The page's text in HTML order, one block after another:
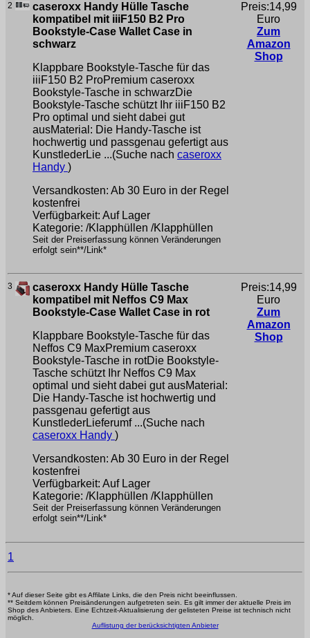
2
caseroxx Handy Hülle Tasche
kompatibel mit iiiF150 B2 Pro
Bookstyle-Case Wallet Case in
schwarz
Klappbare Bookstyle-Tasche für das
iiiF150 B2 ProPremium caseroxx
Bookstyle-Tasche in schwarzDie
Bookstyle-Tasche schützt Ihr iiiF150 B2
Pro optimal und sieht dabei gut
ausMaterial: Die Handy-Tasche ist
hochwertig und passgenau gefertigt aus
KunstlederLie ...(Suche nach caseroxx
Handy )
Versandkosten: Ab 30 Euro in der Regel
kostenfrei
Verfügbarkeit: Auf Lager
Kategorie: /Klapphüllen /Klapphüllen
Seit der Preiserfassung können Veränderungen
erfolgt sein**/Link*
Preis:14,99
Euro
Zum
Amazon
Shop
3
caseroxx Handy Hülle Tasche
kompatibel mit Neffos C9 Max
Bookstyle-Case Wallet Case in rot
Klappbare Bookstyle-Tasche für das
Neffos C9 MaxPremium caseroxx
Bookstyle-Tasche in rotDie Bookstyle-
Tasche schützt Ihr Neffos C9 Max
optimal und sieht dabei gut ausMaterial:
Die Handy-Tasche ist hochwertig und
passgenau gefertigt aus
KunstlederLieferumf ...(Suche nach
caseroxx Handy )
Versandkosten: Ab 30 Euro in der Regel
kostenfrei
Verfügbarkeit: Auf Lager
Kategorie: /Klapphüllen /Klapphüllen
Seit der Preiserfassung können Veränderungen
erfolgt sein**/Link*
Preis:14,99
Euro
Zum
Amazon
Shop
1
* Auf dieser Seite gibt es Affilate Links, die den Preis nicht beeinflussen.
** Seitdem können Preisänderungen aufgetreten sein. Es gilt immer der aktuelle Preis im
Shop des Anbieters. Eine Echtzeit-Aktualisierung der gelisteten Preise ist technisch nicht
möglich.
Auflistung der berücksichtigten Anbieter